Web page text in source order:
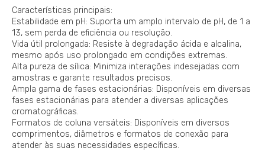
Características principais:
Estabilidade em pH: Suporta um amplo intervalo de pH, de 1 a
13, sem perda de eficiência ou resolução.
Vida útil prolongada: Resiste à degradação ácida e alcalina,
mesmo após uso prolongado em condições extremas.
Alta pureza de sílica: Minimiza interações indesejadas com
amostras e garante resultados precisos.
Ampla gama de fases estacionárias: Disponíveis em diversas
fases estacionárias para atender a diversas aplicações
cromatográficas.
Formatos de coluna versáteis: Disponíveis em diversos
comprimentos, diâmetros e formatos de conexão para
atender às suas necessidades específicas.